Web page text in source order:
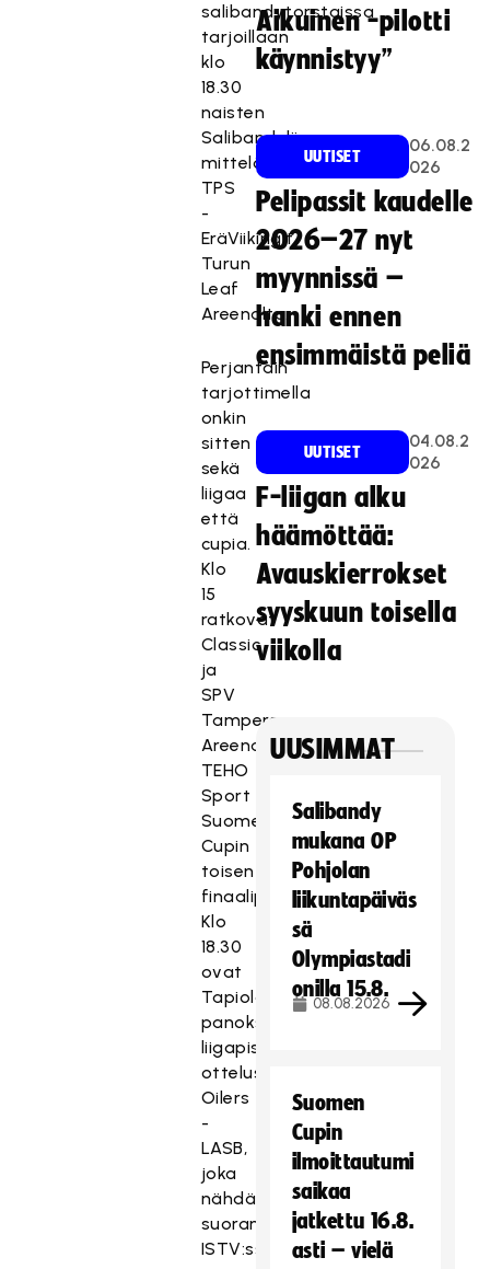
salibandytorstaissa
tarjoillaan
klo
18.30
naisten
Salibandyliigan
mittelö
TPS
-
EräViikingit
Turun
Leaf
Areenalta.
Perjantain
tarjottimella
onkin
sitten
sekä
liigaa
että
cupia.
Klo
15
ratkovat
Classic
ja
SPV
Tampere
Areenalla
TEHO
Sport
Suomen
Cupin
toisen
finaalipaikan.
Klo
18.30
ovat
Tapiolassa
panoksena
liigapisteet
ottelussa
Oilers
-
LASB,
joka
nähdään
suorana
ISTV:ssä.
Aikuinen -pilotti
käynnistyy”
UUTISET
06.08.2
026
Pelipassit kaudelle
2026–27 nyt
myynnissä –
hanki ennen
ensimmäistä peliä
UUTISET
04.08.2
026
F-liigan alku
häämöttää:
Avauskierrokset
syyskuun toisella
viikolla
UUSIMMAT
Salibandy
mukana OP
Pohjolan
liikuntapäiväs
sä
Olympiastadi
onilla 15.8.
08.08.2026
Suomen
Cupin
ilmoittautumi
saikaa
jatkettu 16.8.
asti – vielä